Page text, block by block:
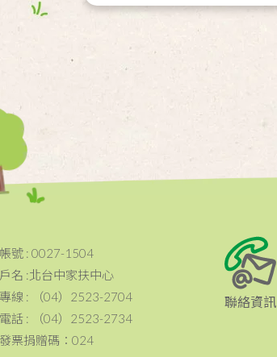
號 : 0027-1504
名 :北台中家扶中心
線 : （04）2523-2704
話 : （04）2523-2734
票捐贈碼：024
聯絡資訊